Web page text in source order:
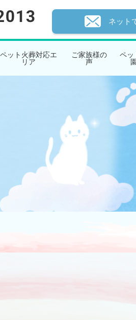
ネット
ペット火葬対応エ
リア
ご家族様の
声
ペッ
園